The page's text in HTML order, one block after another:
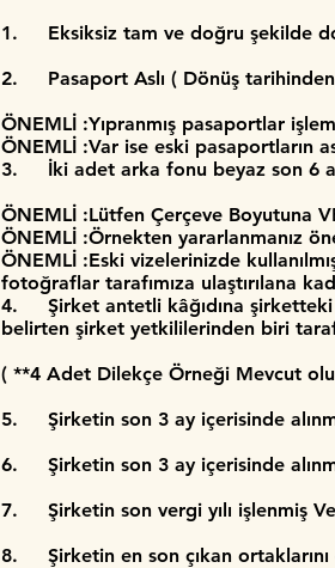
1. Eksiksiz tam ve doğru şekilde
2. Pasaport Aslı ( Dönüş
ÖNEMLİ :Yıpranmış pasaportlar
ÖNEMLİ :Var ise eski pasaportların
3. İki adet arka fonu beyaz son 6
ÖNEMLİ :Lütfen Çerçeve Boyutuna
ÖNEMLİ :Örnekten yararlanmanız
ÖNEMLİ :Eski vizelerinizde
fotoğraflar tarafımıza ulaştırılana
4. Şirket antetli kâğıdına şirketteki
belirten şirket yetkililerinden biri
​( **4 Adet Dilekçe Örneği Mevcut
5. Şirketin son 3 ay içerisinde
6. Şirketin son 3 ay içerisinde
7. Şirketin son vergi yılı işlenmiş
8. Şirketin en son çıkan